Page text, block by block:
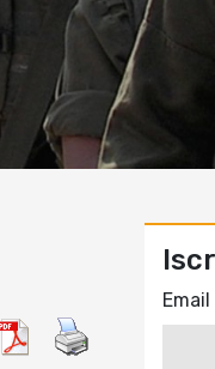
Email